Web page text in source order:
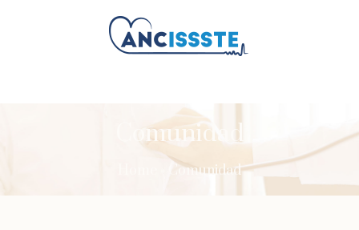
Comunidad
Comunidad